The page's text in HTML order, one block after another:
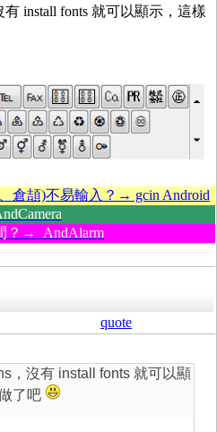
有 install fonts 就可以顯示，這樣
倉頡)不易輸入？→ gcin Android
？→ AndAlarm
quote
，沒有 install fonts 就可以顯
了吧